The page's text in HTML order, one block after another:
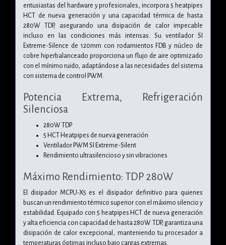
entusiastas del hardware y profesionales, incorpora 5 heatpipes
HCT de nueva generación y una capacidad térmica de hasta
280W TDP, asegurando una disipación de calor impecable
incluso en las condiciones más intensas. Su ventilador SI
Extreme-Silence de 120mm con rodamientos FDB y núcleo de
cobre hiperbalanceado proporciona un flujo de aire optimizado
con el mínimo ruido, adaptándose a las necesidades del sistema
con sistema de control PWM.
Potencia Extrema, Refrigeración
Silenciosa
280W TDP
5 HCT Heatpipes de nueva generación
Ventilador PWM SI Extreme-Silent
Rendimiento ultrasilencioso y sin vibraciones
Máximo Rendimiento: TDP 280W
El disipador MCPU-X5 es el disipador definitivo para quienes
buscan un rendimiento térmico superior con el máximo silencio y
estabilidad. Equipado con 5 heatpipes HCT de nueva generación
y alta eficiencia con capacidad de hasta 280W TDP, garantiza una
disipación de calor excepcional, manteniendo tu procesador a
temperaturas óptimas incluso bajo cargas extremas.